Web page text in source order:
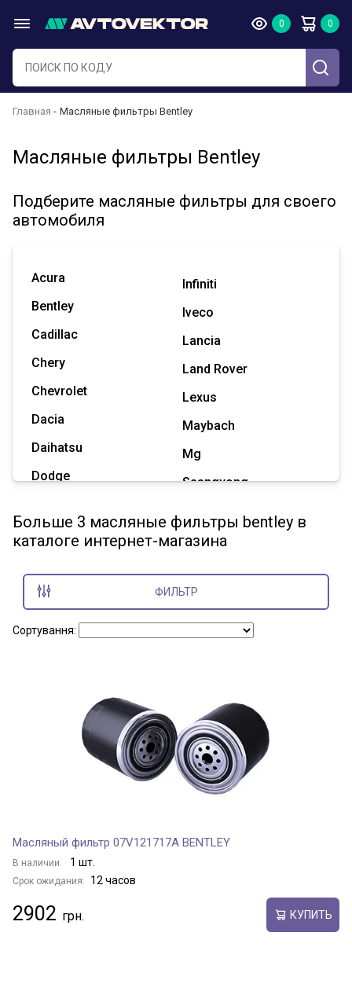
Главная Масляные фильтры Bentley
Масляные фильтры Bentley
Подберите масляные фильтры для своего
автомобиля
Acura
Bentley
Cadillac
Chery
Chevrolet
Dacia
Daihatsu
Dodge
Great Wall
Hummer
Infiniti
Iveco
Lancia
Land Rover
Lexus
Maybach
Mg
Ssangyong
Tesla
Показать все марки
Больше 3 масляные фильтры bentley в
каталоге интернет-магазина
ФИЛЬТР
Сортування:
Масляный фильтр 07V121717A BENTLEY
В наличии: 1 шт.
Срок ожидания: 12 часов
2902 КУПИТЬ